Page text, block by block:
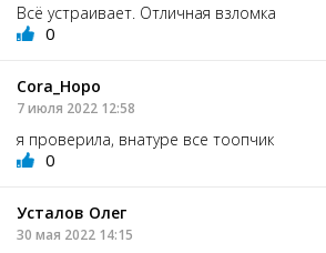
Всё устраивает. Отличная взломка
0
Сorа_Hopo
7 июля 2022 12:58
я проверила, внатуре все тоопчик
0
Усталов Олег
30 мая 2022 14:15